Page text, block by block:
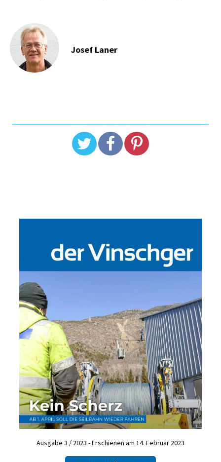
Josef Laner
Ausgabe 3 / 2023 - Erschienen am 14. Februar 2023